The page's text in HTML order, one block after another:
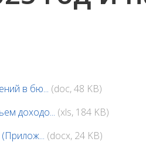
в бю... (doc, 48 KB)
доходо... (xls, 184 KB)
(docx, 24 KB)